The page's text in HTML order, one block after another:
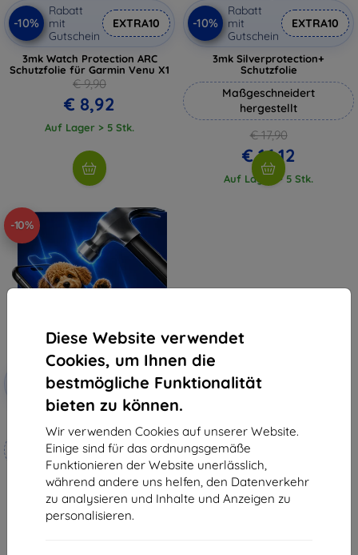
Diese Website verwendet
Cookies, um Ihnen die
bestmögliche Funktionalität
bieten zu können.
Wir verwenden Cookies auf unserer Website.
Einige sind für das ordnungsgemäße
Funktionieren der Website unerlässlich,
während andere uns helfen, den Datenverkehr
zu analysieren und Inhalte und Anzeigen zu
personalisieren.
-10%
Rabatt
mit
Gutschein
EXTRA10
3mk Watch Protection ARC
Schutzfolie für Garmin Venu X1
€ 9,90
€ 8,92
Auf Lager > 5 Stk.
-10%
Rabatt
mit
Gutschein
EXTRA10
3mk Silverprotection+
Schutzfolie
Maßgeschneidert
hergestellt
€ 17,90
€ 16,12
Auf Lager > 5 Stk.
-10%
Rabatt
mit
Gutschein
EXTRA10
Maßgeschneidert
hergestellt
€ 18,90
€ 17,02